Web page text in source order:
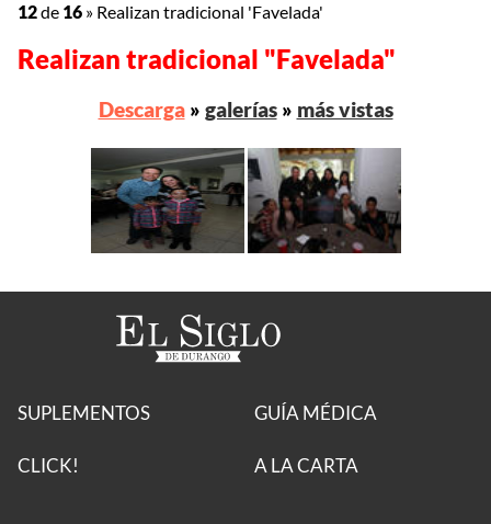
12de 16 » Realizan tradicional 'Favelada'
Realizan tradicional "Favelada"
Descarga» galerías» más vistas
SUPLEMENTOS
CLICK!
GUÍA MÉDICA
A LA CARTA